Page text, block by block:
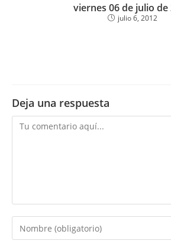
viernes 06 de julio de
julio 6, 2012
Deja una respuesta
Comentario
Introduce
tu